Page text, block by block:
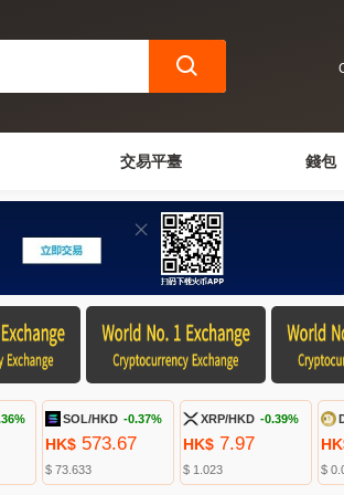
交易平臺 錢包
SOL/HKD -0.37%
HK$ 573.67
$ 73.633
XRP/HKD -0.39%
HK$ 7.97
$ 1.023 $